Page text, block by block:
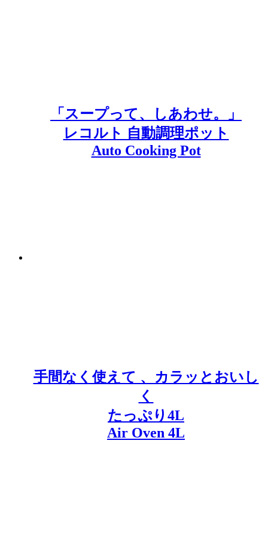
「スープって、しあわせ。」
レコルト 自動調理ポット
Auto Cooking Pot
手間なく使えて 、カラッとおいし
く
たっぷり4L
Air Oven 4L